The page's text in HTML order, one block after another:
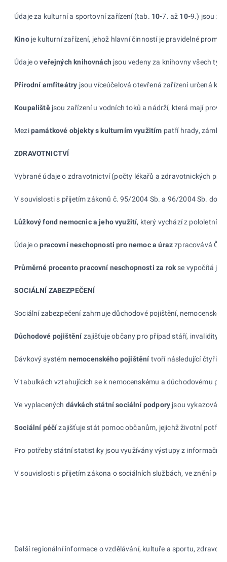
Údaje za kulturní a sportovní zařízení (tab. 10-7. až 10-9.) jsou
Kinoje kulturní zařízení, jehož hlavní činností je pravidelné
Údaje oveřejných knihovnách jsou vedeny za knihovny všech
Přírodní amfiteátry jsou víceúčelová otevřená zařízení určená k
Koupalištějsou zařízení u vodních toků a nádrží, která mají
Mezipamátkové objekty s kulturním využitím patří hrady, zámky,
ZDRAVOTNICTVÍ
Vybrané údaje o zdravotnictví (počty lékařů a zdravotnických
V souvislosti s přijetím zákonů č. 95/2004 Sb. a 96/2004Sb.
Lůžkový fond nemocnic a jeho využití, který vychází z pololetního
Údaje opracovní neschopnosti pro nemoc a úrazzpracovává
Průměrné procento pracovní neschopnosti za rokse vypočítá
SOCIÁLNÍ ZABEZPEČENÍ
Sociální zabezpečení zahrnuje důchodové pojištění, nemocenské
Důchodové pojištění zajišťuje občany pro případ stáří, invalidity
Dávkový systém nemocenského pojištění tvoří následující čtyři
V tabulkách vztahujících se k nemocenskému a důchodovému
Ve vyplacených dávkách státní sociální podpory jsou
Sociální péčízajišťuje stát pomoc občanům, jejichž životní
Pro potřeby státní statistiky jsou využívány výstupy z
V souvislosti s přijetím zákona o sociálních službách, veznění
Další regionální informace o vzdělávání, kultuře a sportu,